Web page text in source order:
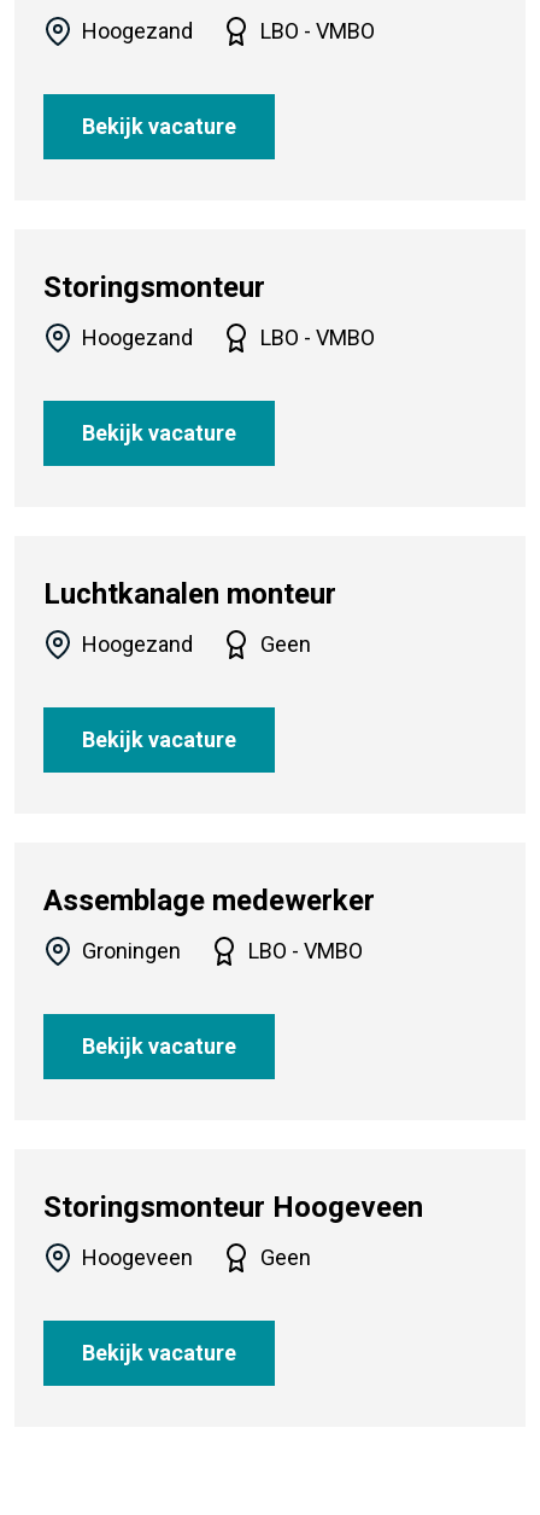
Hoogezand LBO - VMBO
Bekijk vacature
Storingsmonteur
Hoogezand LBO - VMBO
Bekijk vacature
Luchtkanalen monteur
Hoogezand Geen
Bekijk vacature
Assemblage medewerker
Groningen LBO - VMBO
Bekijk vacature
Storingsmonteur Hoogeveen
Hoogeveen Geen
Bekijk vacature